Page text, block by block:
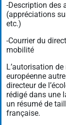
-Description des
(appréciations
etc.)
-Courrier du
mobilité
L’autorisation
européenne
directeur de
rédigé dans une
un résumé de
française.